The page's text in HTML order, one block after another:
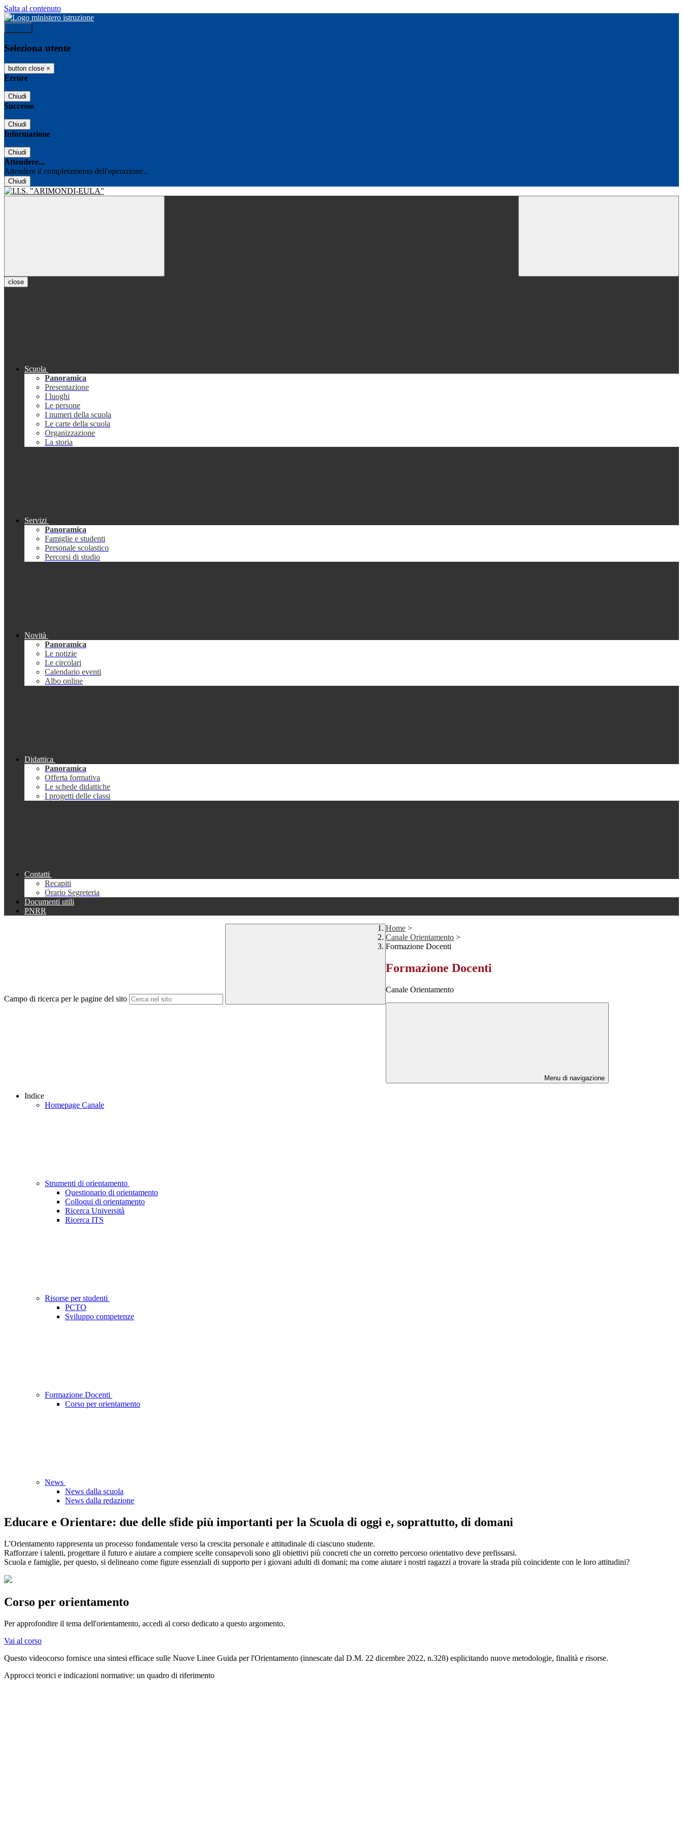
Salta al contenuto
Seleziona utente
button close ×
Errore
Chiudi
Successo
Chiudi
Informazione
Chiudi
Attendere...
Attendere il completamento dell'operazione...
Chiudi
close
Scuola
Panoramica
Presentazione
I luoghi
Le persone
I numeri della scuola
Le carte della scuola
Organizzazione
La storia
Servizi
Panoramica
Famiglie e studenti
Personale scolastico
Percorsi di studio
Novità
Panoramica
Le notizie
Le circolari
Calendario eventi
Albo online
Didattica
Panoramica
Offerta formativa
Le schede didattiche
I progetti delle classi
Contatti
Recapiti
Orario Segreteria
Documenti utili
PNRR
Campo di ricerca per le pagine del sito
Home >
Canale Orientamento >
Formazione Docenti
Formazione Docenti
Canale Orientamento
Menu di navigazione
Indice
Homepage Canale
Strumenti di orientamento
Questionario di orientamento
Colloqui di orientamento
Ricerca Università
Ricerca ITS
Risorse per studenti
PCTO
Sviluppo competenze
Formazione Docenti
Corso per orientamento
News
News dalla scuola
News dalla redazione
Educare e Orientare: due delle sfide più importanti per la Scuola di oggi e, soprattutto, di domani
L'Orientamento rappresenta un processo fondamentale verso la crescita personale e attitudinale di ciascuno studente.
Rafforzare i talenti, progettare il futuro e aiutare a compiere scelte consapevoli sono gli obiettivi più concreti che un corretto percorso orientativo deve prefissarsi.
Scuola e famiglie, per questo, si delineano come figure essenziali di supporto per i giovani adulti di domani; ma come aiutare i nostri ragazzi a trovare la strada più coincidente con le loro attitudini?
Corso per orientamento
Per approfondire il tema dell'orientamento, accedi al corso dedicato a questo argomento.
Vai al corso
Questo videocorso fornisce una sintesi efficace sulle Nuove Linee Guida per l'Orientamento (innescate dal D.M. 22 dicembre 2022, n.328) esplicitando nuove metodologie, finalità e risorse.
Approcci teorici e indicazioni normative: un quadro di riferimento